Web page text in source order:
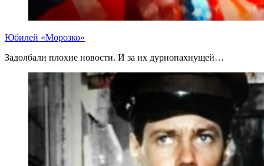
Юбилей «Морозко»
Задолбали плохие новости. И за их дурнопахнущей…